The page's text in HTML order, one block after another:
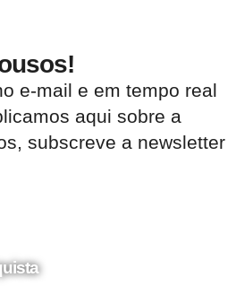
e-mail e em tempo real
aqui sobre a
subscreve a newsletter